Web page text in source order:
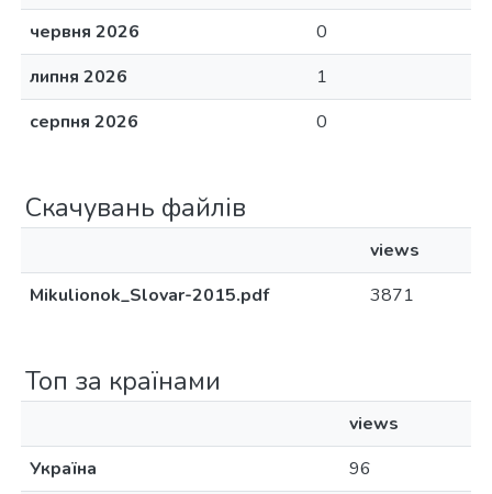
червня 2026
0
липня 2026
1
серпня 2026
0
Скачувань файлів
views
Mikulionok_Slovar-2015.pdf
3871
Топ за країнами
views
Україна
96